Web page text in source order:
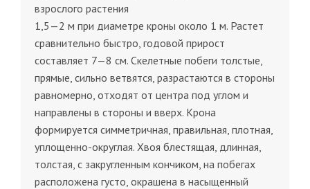
взрослого растения
1,5—2 м при диаметре кроны около 1 м. Растет
сравнительно быстро, годовой прирост
составляет 7—8 см. Скелетные побеги толстые,
прямые, сильно ветвятся, разрастаются в стороны
равномерно, отходят от центра под углом и
направлены в стороны и вверх. Крона
формируется симметричная, правильная, плотная,
уплощенно-округлая. Хвоя блестящая, длинная,
толстая, с закругленным кончиком, на побегах
расположена густо, окрашена в насыщенный